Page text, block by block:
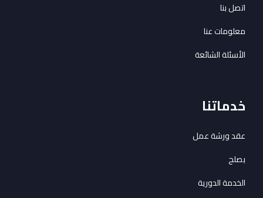
اتصل بنا
معلومات عنا
الأسئلة الشائعة
خدماتنا
عقد ورشة عمل
بصلح
الخدمة الدورية